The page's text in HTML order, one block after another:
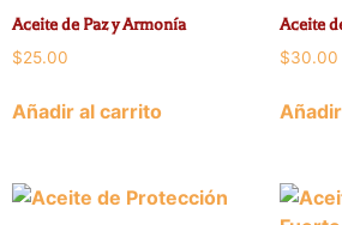
Aceite de Paz y Armonía
$25.00
Añadir al carrito
Aceite
$30.00